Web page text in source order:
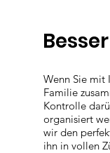
Wenn Sie mit
Familie
Kontrolle
organisiert
wir den
ihn in vollen